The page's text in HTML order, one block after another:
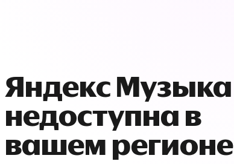
Яндекс Музыка
недоступна в
вашем регионе